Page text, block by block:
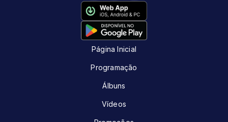
Página Inicial
Programação
Álbuns
Vídeos